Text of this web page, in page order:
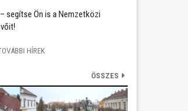
segítse Ön is a Nemzetközi
HÍREK
ÖSSZES